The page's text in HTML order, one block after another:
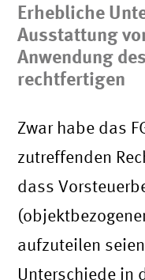
Erhebliche
Ausstattung
Anwendung
rechtfertigen
Zwar habe das
zutreffenden
dass
aufzuteilen
Unterschiede in